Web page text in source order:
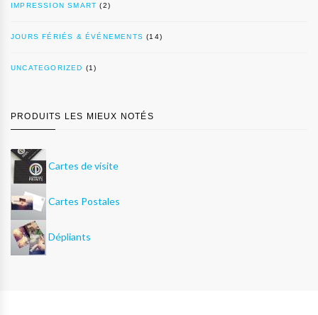
IMPRESSION SMART (2)
JOURS FÉRIÉS & ÉVÉNEMENTS (14)
UNCATEGORIZED (1)
PRODUITS LES MIEUX NOTÉS
Cartes de visite
Cartes Postales
Dépliants